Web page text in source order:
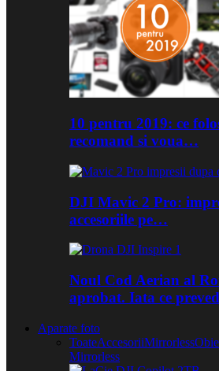
10 pentru 2019: ce
recomand si voua…
DJI Mavic 2 Pro:
accesoriile pe…
Noul Cod Aerian al
aprobat. Iata ce
Aparate foto
ToateAccesoriiMirrorless
Mirrorless